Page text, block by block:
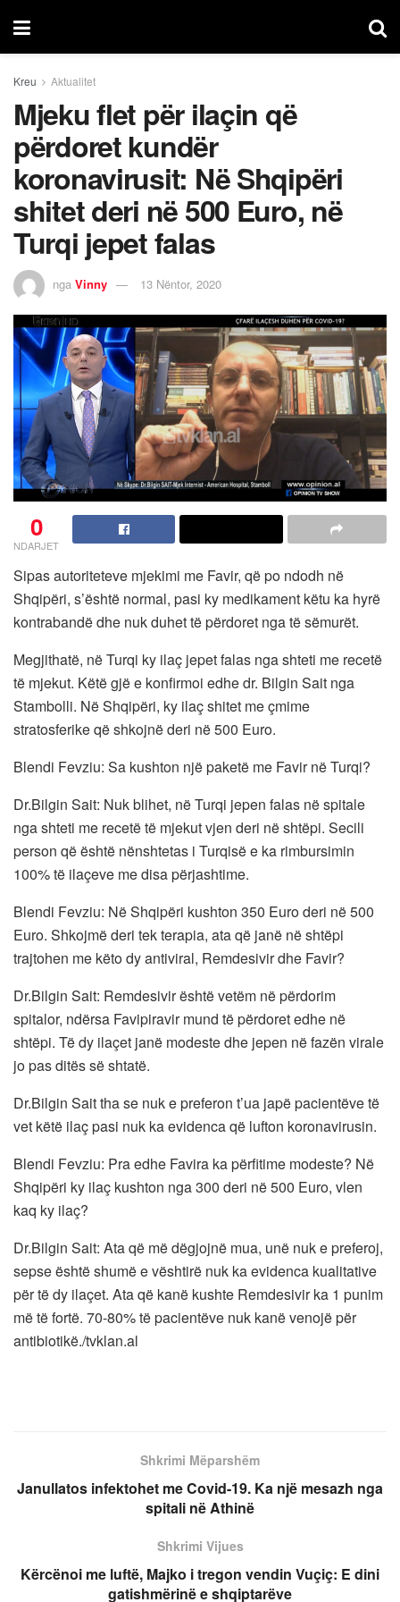
Kreu Aktualitet
Mjeku flet për ilaçin që
përdoret kundër
koronavirusit: Në Shqipëri
shitet deri në 500 Euro, në
Turqi jepet falas
nga Vinny 13 Nëntor, 2020
0
NDARJET
Sipas autoriteteve mjekimi me Favir, që po ndodh në
Shqipëri, s’është normal, pasi ky medikament këtu ka hyrë
kontrabandë dhe nuk duhet të përdoret nga të sëmurët.
Megjithatë, në Turqi ky ilaç jepet falas nga shteti me recetë
të mjekut. Këtë gjë e konfirmoi edhe dr. Bilgin Sait nga
Stambolli. Në Shqipëri, ky ilaç shitet me çmime
stratosferike që shkojnë deri në 500 Euro.
Blendi Fevziu: Sa kushton një paketë me Favir në Turqi?
Dr.Bilgin Sait: Nuk blihet, në Turqi jepen falas në spitale
nga shteti me recetë të mjekut vjen deri në shtëpi. Secili
person që është nënshtetas i Turqisë e ka rimbursimin
100% të ilaçeve me disa përjashtime.
Blendi Fevziu: Në Shqipëri kushton 350 Euro deri në 500
Euro. Shkojmë deri tek terapia, ata që janë në shtëpi
trajtohen me këto dy antiviral, Remdesivir dhe Favir?
Dr.Bilgin Sait: Remdesivir është vetëm në përdorim
spitalor, ndërsa Favipiravir mund të përdoret edhe në
shtëpi. Të dy ilaçet janë modeste dhe jepen në fazën virale
jo pas ditës së shtatë.
Dr.Bilgin Sait tha se nuk e preferon t’ua japë pacientëve të
vet këtë ilaç pasi nuk ka evidenca që lufton koronavirusin.
Blendi Fevziu: Pra edhe Favira ka përfitime modeste? Në
Shqipëri ky ilaç kushton nga 300 deri në 500 Euro, vlen
kaq ky ilaç?
Dr.Bilgin Sait: Ata që më dëgjojnë mua, unë nuk e preferoj,
sepse është shumë e vështirë nuk ka evidenca kualitative
për të dy ilaçet. Ata që kanë kushte Remdesivir ka 1 punim
më të fortë. 70-80% të pacientëve nuk kanë venojë për
antibiotikë./tvklan.al
Shkrimi Mëparshëm
Janullatos infektohet me Covid-19. Ka një mesazh nga
spitali në Athinë
Shkrimi Vijues
Kërcënoi me luftë, Majko i tregon vendin Vuçiç: E dini
gatishmërinë e shqiptarëve